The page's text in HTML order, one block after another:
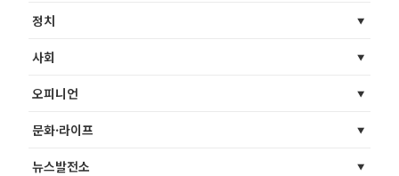
정치
사회
오피니언
문화·라이프
뉴스발전소